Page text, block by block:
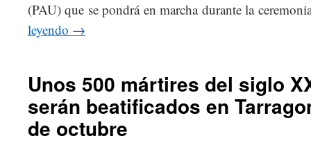
(PAU) que se pondrá en marcha durante la
leyendo →
Unos 500 mártires del siglo
serán beatificados en
de octubre